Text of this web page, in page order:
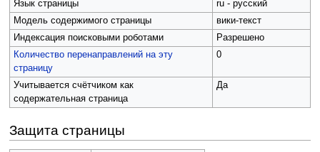
Язык страницы
ru - русский
Модель содержимого страницы
вики-текст
Индексация поисковыми роботами
Разрешено
Количество перенаправлений на эту
страницу
0
Учитывается счётчиком как
содержательная страница
Да
Защита страницы